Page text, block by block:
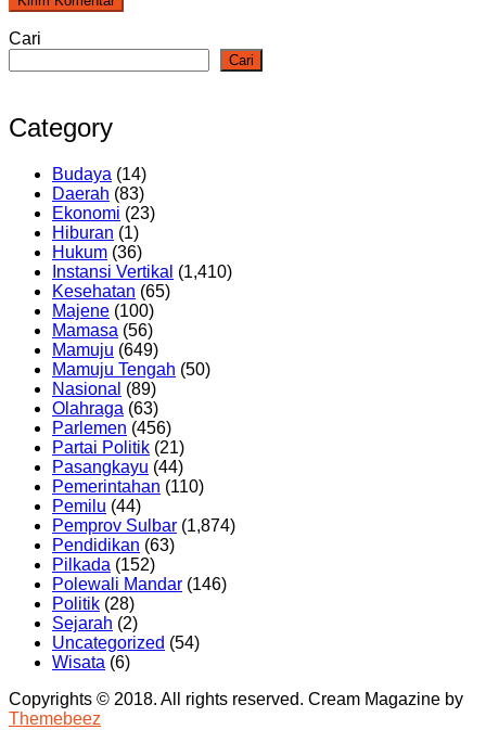
Cari
Cari
Category
Budaya (14)
Daerah (83)
Ekonomi (23)
Hiburan (1)
Hukum (36)
Instansi Vertikal (1,410)
Kesehatan (65)
Majene (100)
Mamasa (56)
Mamuju (649)
Mamuju Tengah (50)
Nasional (89)
Olahraga (63)
Parlemen (456)
Partai Politik (21)
Pasangkayu (44)
Pemerintahan (110)
Pemilu (44)
Pemprov Sulbar (1,874)
Pendidikan (63)
Pilkada (152)
Polewali Mandar (146)
Politik (28)
Sejarah (2)
Uncategorized (54)
Wisata (6)
Copyrights © 2018. All rights reserved. Cream Magazine by
Themebeez